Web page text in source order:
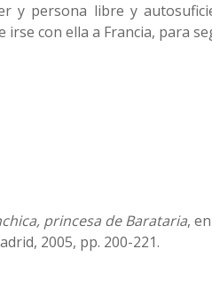
y persona libre y
con ella a Francia, para
princesa de Barataria, en
2005, pp. 200-221.